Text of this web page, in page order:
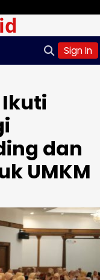
Sign In
Ikuti
dan
UMKM